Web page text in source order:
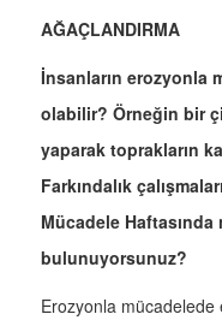
AĞAÇLANDIRMA
İnsanların erozyonla
olabilir? Örneğin bir
yaparak toprakların
Farkındalık
Mücadele
bulunuyorsunuz?
Erozyonla mücadelede